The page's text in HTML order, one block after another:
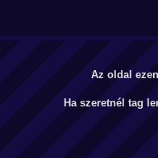
Az oldal
Ha szeretnél tag